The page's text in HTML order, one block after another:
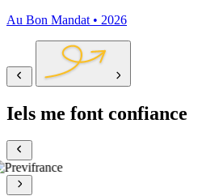
Au Bon Mandat • 2026
Iels me font confiance